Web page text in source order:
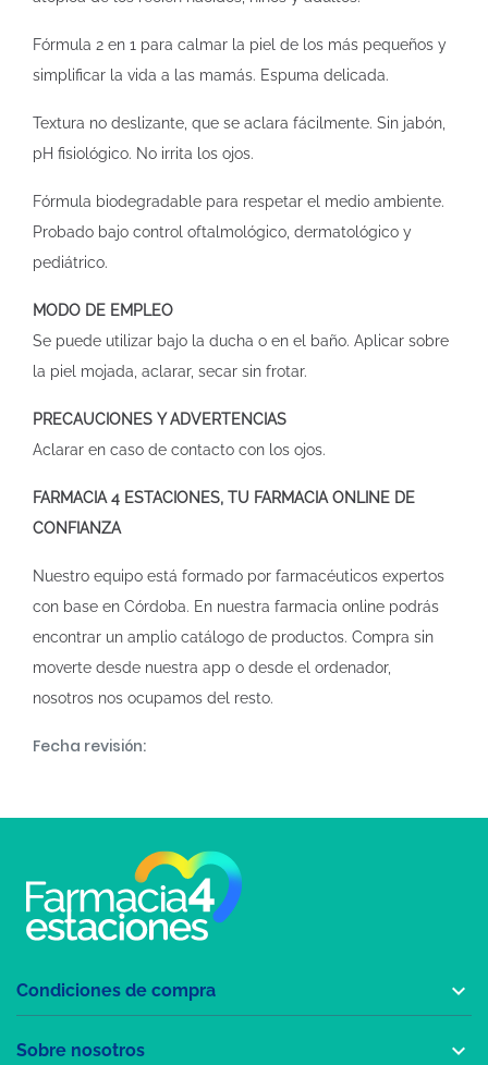
Fórmula 2 en 1 para calmar la piel de los más pequeños y
simplificar la vida a las mamás. Espuma delicada.
Textura no deslizante, que se aclara fácilmente. Sin jabón,
pH fisiológico. No irrita los ojos.
Fórmula biodegradable para respetar el medio ambiente.
Probado bajo control oftalmológico, dermatológico y
pediátrico.
MODO DE EMPLEO
Se puede utilizar bajo la ducha o en el baño. Aplicar sobre
la piel mojada, aclarar, secar sin frotar.
PRECAUCIONES Y ADVERTENCIAS
Aclarar en caso de contacto con los ojos.
FARMACIA 4 ESTACIONES, TU FARMACIA ONLINE DE
CONFIANZA
Nuestro equipo está formado por farmacéuticos expertos
con base en Córdoba. En nuestra farmacia online podrás
encontrar un amplio catálogo de productos. Compra sin
moverte desde nuestra app o desde el ordenador,
nosotros nos ocupamos del resto.
Fecha revisión:
Condiciones de compra 
Sobre nosotros 